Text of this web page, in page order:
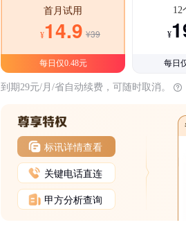
首月试用
¥14.9 ¥39
每日仅0.48元
12
¥
每日
到期29元/月/省自动续费，可随时取消。
标讯详情查看
关键电话直连
甲方分析查询